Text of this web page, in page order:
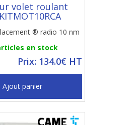
volet roulant
® radio 10 nm
en stock
Prix: 134.0€ HT
Ajout panier